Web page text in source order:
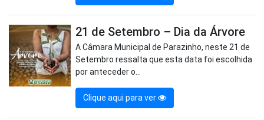
21 de Setembro – Dia da Árvore
A Câmara Municipal de Parazinho, neste 21 de
Setembro ressalta que esta data foi escolhida
por anteceder o...
Clique aqui para ver